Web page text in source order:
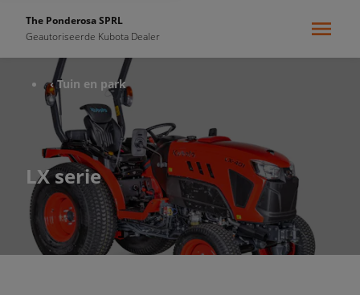
The Ponderosa SPRL
Geautoriseerde Kubota Dealer
‹ Tuin en park
LX serie